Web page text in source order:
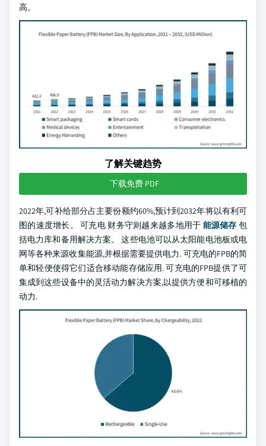
高。
了解关键趋势
下载免费 PDF
2022年,可补给部分占主要份额约60%,预计到2032年将以有利可
图的速度增长。 可充电 财务守则越来越多地用于 能源储存 包
括电力库和备用解决方案。 这些电池可以从太阳能电池板或电
网等各种来源收集能源,并根据需要提供电力. 可充电的FPB的简
单和轻便使得它们适合移动能存储应用. 可充电的FPB提供了可
集成到这些设备中的灵活动力解决方案,以提供方便和可移植的
动力.